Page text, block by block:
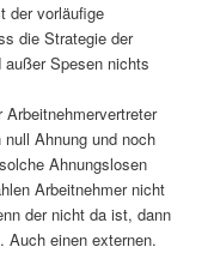
der vorläufige
die Strategie der
Spesen nichts
Ahnung und noch
Ahnungslosen
Arbeitnehmer nicht
der nicht da ist, dann
Auch einen externen.